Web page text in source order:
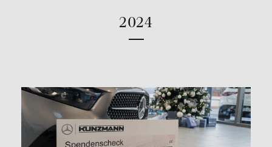
2024